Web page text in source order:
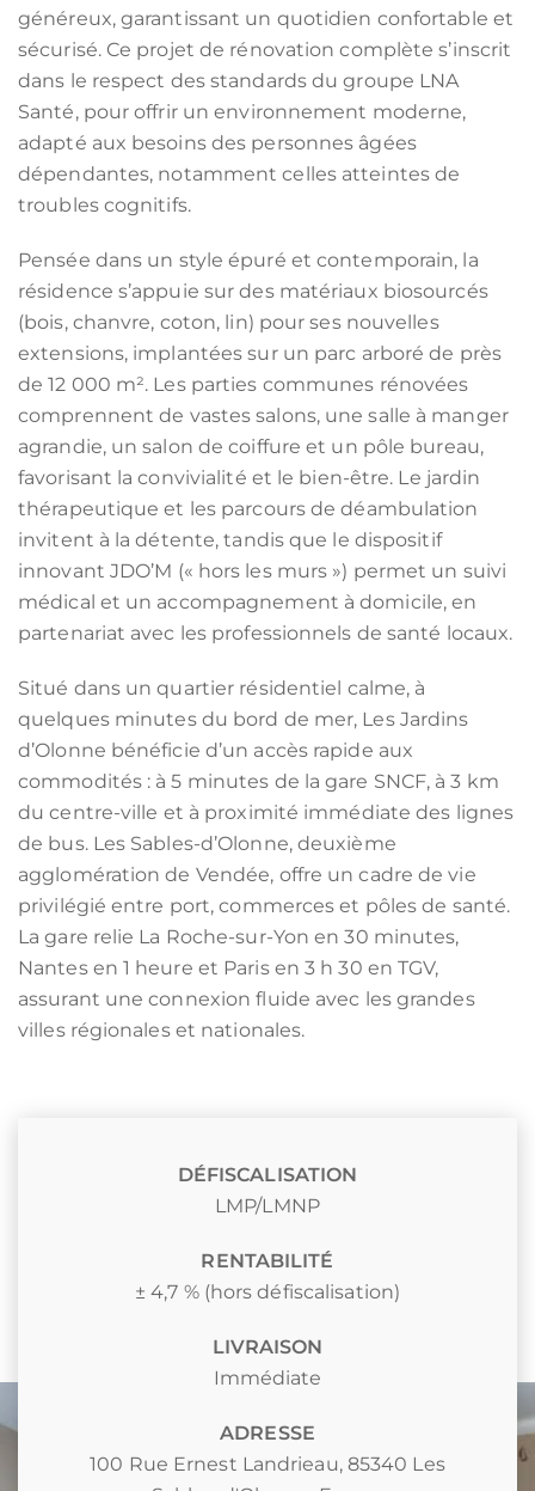
généreux, garantissant un quotidien confortable et
sécurisé. Ce projet de rénovation complète s’inscrit
dans le respect des standards du groupe LNA
Santé, pour offrir un environnement moderne,
adapté aux besoins des personnes âgées
dépendantes, notamment celles atteintes de
troubles cognitifs.
Pensée dans un style épuré et contemporain, la
résidence s’appuie sur des matériaux biosourcés
(bois, chanvre, coton, lin) pour ses nouvelles
extensions, implantées sur un parc arboré de près
de 12 000 m². Les parties communes rénovées
comprennent de vastes salons, une salle à manger
agrandie, un salon de coiffure et un pôle bureau,
favorisant la convivialité et le bien-être. Le jardin
thérapeutique et les parcours de déambulation
invitent à la détente, tandis que le dispositif
innovant JDO’M (« hors les murs ») permet un suivi
médical et un accompagnement à domicile, en
partenariat avec les professionnels de santé locaux.
Situé dans un quartier résidentiel calme, à
quelques minutes du bord de mer, Les Jardins
d’Olonne bénéficie d’un accès rapide aux
commodités : à 5 minutes de la gare SNCF, à 3 km
du centre-ville et à proximité immédiate des lignes
de bus. Les Sables-d’Olonne, deuxième
agglomération de Vendée, offre un cadre de vie
privilégié entre port, commerces et pôles de santé.
La gare relie La Roche-sur-Yon en 30 minutes,
Nantes en 1 heure et Paris en 3 h 30 en TGV,
assurant une connexion fluide avec les grandes
villes régionales et nationales.
DÉFISCALISATION
LMP/LMNP
RENTABILITÉ
± 4,7 % (hors défiscalisation)
LIVRAISON
Immédiate
ADRESSE
100 Rue Ernest Landrieau, 85340 Les